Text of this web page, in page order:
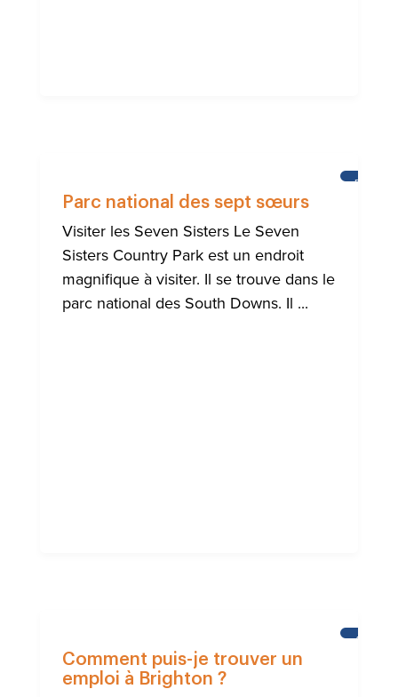
Parc national des sept sœurs
Visiter les Seven Sisters Le Seven
Sisters Country Park est un endroit
magnifique à visiter. Il se trouve dans le
parc national des South Downs. Il ...
AIDE
Comment puis-je trouver un
emploi à Brighton ?